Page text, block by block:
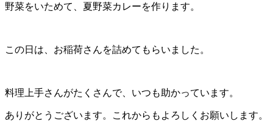
野菜をいためて、夏野菜カレーを作ります。
この日は、お稲荷さんを詰めてもらいました。
料理上手さんがたくさんで、いつも助かっています。
ありがとうございます。これからもよろしくお願いします。